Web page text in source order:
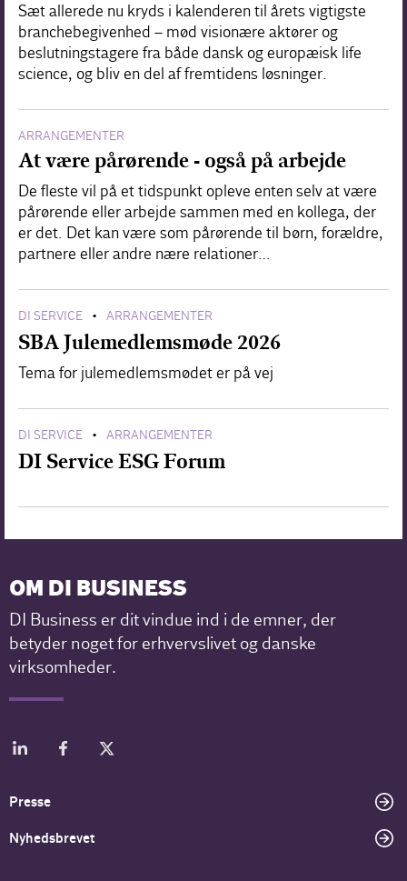
Sæt allerede nu kryds i kalenderen til årets vigtigste
branchebegivenhed – mød visionære aktører og
beslutningstagere fra både dansk og europæisk life
science, og bliv en del af fremtidens løsninger.
ARRANGEMENTER
At være pårørende - også på arbejde
De fleste vil på et tidspunkt opleve enten selv at være
pårørende eller arbejde sammen med en kollega, der
er det. Det kan være som pårørende til børn, forældre,
partnere eller andre nære relationer…
DI SERVICE • ARRANGEMENTER
SBA Julemedlemsmøde 2026
Tema for julemedlemsmødet er på vej
DI SERVICE • ARRANGEMENTER
DI Service ESG Forum
OM DI BUSINESS
DI Business er dit vindue ind i de emner, der
betyder noget for erhvervslivet og danske
virksomheder.
Presse
Nyhedsbrevet